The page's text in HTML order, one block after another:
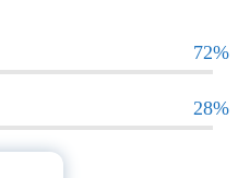
72%
28%